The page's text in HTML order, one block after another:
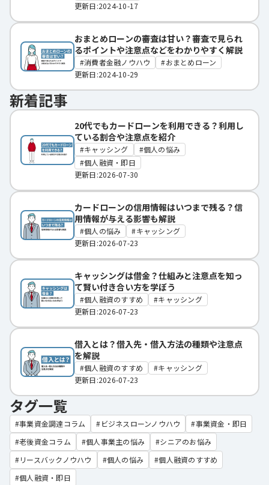
更新日:2024-10-17
おまとめローンの審査は甘い？審査で見られ
るポイントや注意点などをわかりやすく解説
消費者金融ノウハウ
おまとめローン
更新日:2024-10-29
新着記事
20代でもカードローンを利用できる？利用し
ている割合や注意点を紹介
キャッシング
個人の悩み
個人融資・即日
更新日:2026-07-30
カードローンの信用情報はいつまで残る？信
用情報が与える影響も解説
個人の悩み
キャッシング
更新日:2026-07-23
キャッシングは借金？仕組みと注意点を知っ
て賢い付き合い方を学ぼう
個人融資のすすめ
キャッシング
更新日:2026-07-23
借入とは？借入先・借入方法の種類や注意点
を解説
個人融資のすすめ
キャッシング
更新日:2026-07-23
タグ一覧
事業資金調達コラム ビジネスローンノウハウ
事業資金・即日
老後資金コラム
個人事業主の悩み
シニアのお悩み
リースバックノウハウ
個人の悩み
個人融資のすすめ
個人融資・即日